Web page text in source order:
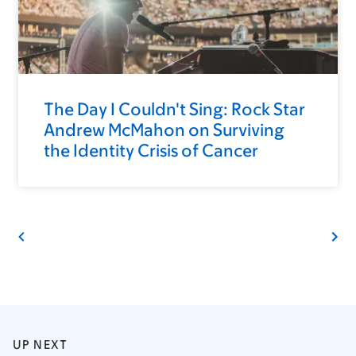
The Day I Couldn't Sing: Rock Star
Andrew McMahon on Surviving
the Identity Crisis of Cancer
UP NEXT